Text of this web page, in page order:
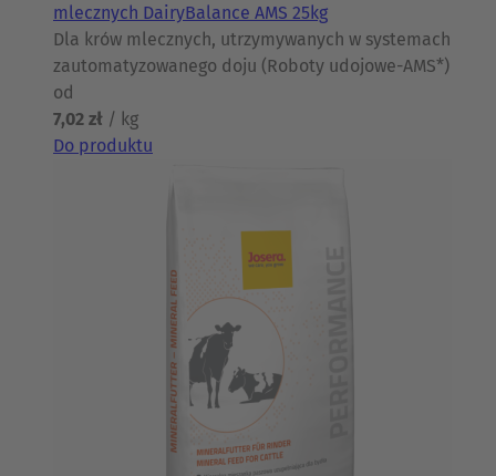
mlecznych DairyBalance AMS 25kg
Dla krów mlecznych, utrzymywanych w systemach
zautomatyzowanego doju (Roboty udojowe-AMS*)
od
7,02 zł / kg
Do produktu